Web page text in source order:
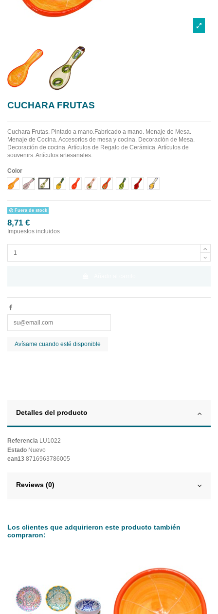
CUCHARA FRUTAS
Cuchara Frutas. Pintado a mano.Fabricado a mano. Menaje de Mesa.
Menaje de Cocina. Accesorios de mesa y cocina. Decoración de Mesa.
Decoración de cocina. Artículos de Regalo de Cerámica. Artículos de
souvenirs. Artículos artesanales.
Color
Diseño 1Diseño 10Diseño 2Diseño 3Diseño 4Diseño 5Diseño 6Diseño 7Diseño 8Diseño 9
Fuera de stock
8,71 €
Impuestos incluidos
Detalles del producto
Referencia LU1022
Estado Nuevo
ean13 8716963786005
Reviews (0)
Los clientes que adquirieron este producto también
compraron: